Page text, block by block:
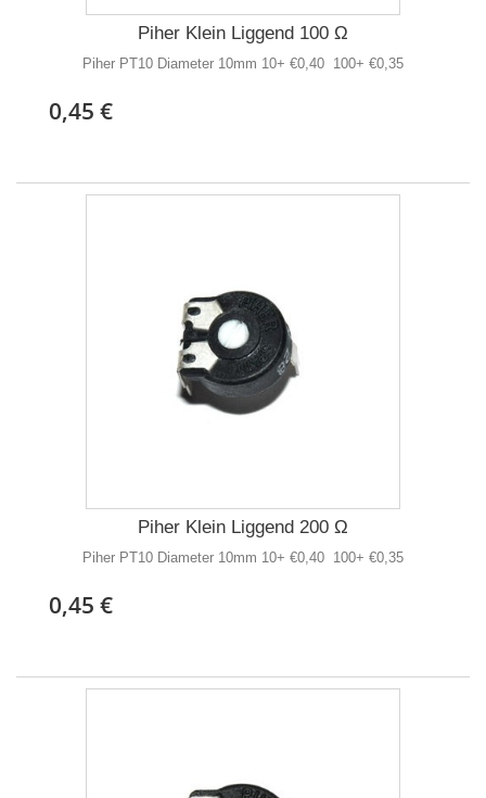
Piher Klein Liggend 100 Ω
Piher PT10 Diameter 10mm 10+ €0,40 100+ €0,35
0,45 €
Piher Klein Liggend 200 Ω
Piher PT10 Diameter 10mm 10+ €0,40 100+ €0,35
0,45 €